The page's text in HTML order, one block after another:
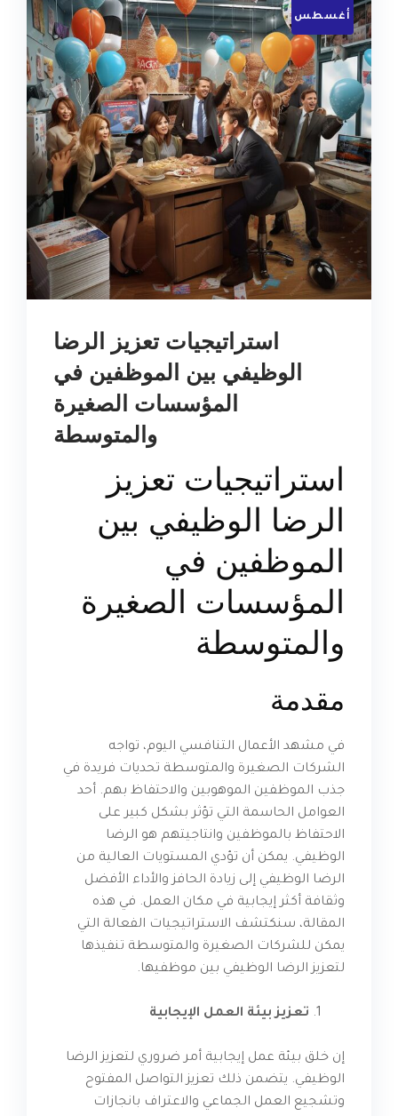
أغسطس
استراتيجيات تعزيز الرضا
الوظيفي بين الموظفين في
المؤسسات الصغيرة
والمتوسطة
استراتيجيات تعزيز
الرضا الوظيفي بين
الموظفين في
المؤسسات الصغيرة
والمتوسطة
مقدمة
في مشهد الأعمال التنافسي اليوم، تواجه
الشركات الصغيرة والمتوسطة تحديات فريدة في
جذب الموظفين الموهوبين والاحتفاظ بهم. أحد
العوامل الحاسمة التي تؤثر بشكل كبير على
الاحتفاظ بالموظفين وانتاجيتهم هو الرضا
الوظيفي. يمكن أن تؤدي المستويات العالية من
الرضا الوظيفي إلى زيادة الحافز والأداء الأفضل
وثقافة أكثر إيجابية في مكان العمل. في هذه
المقالة، سنكتشف الاستراتيجيات الفعالة التي
يمكن للشركات الصغيرة والمتوسطة تنفيذها
لتعزيز الرضا الوظيفي بين موظفيها.
تعزيز بيئة العمل الإيجابية
إن خلق بيئة عمل إيجابية أمر ضروري لتعزيز الرضا
الوظيفي. يتضمن ذلك تعزيز التواصل المفتوح
وتشجيع العمل الجماعي والاعتراف بانجازات